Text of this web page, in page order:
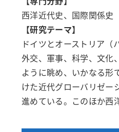
西洋近代史、国際関係史
【研究テーマ】
ドイツとオーストリア
外交、軍事、科学、文化
ように眺め、いかなる形
けた近代グローバリゼー
進めている。このほか西